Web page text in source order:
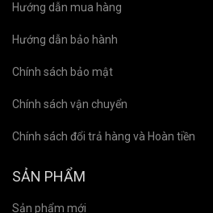
Hướng dẫn mua hàng
Hướng dẫn bảo hành
Chính sách bảo mật
Chính sách vận chuyển
Chính sách đổi trả hàng và Hoàn tiền
SẢN PHẨM
Sản phẩm mới